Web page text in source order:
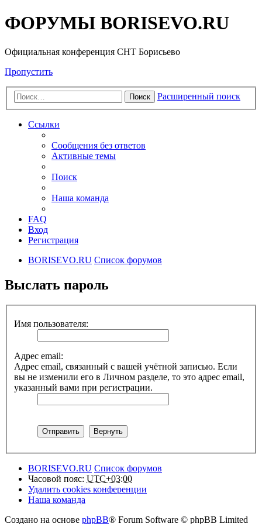
ФОРУМЫ BORISEVO.RU
Официальная конференция СНТ Борисьево
Пропустить
Поиск Расширенный поиск
Ссылки
Сообщения без ответов
Активные темы
Поиск
Наша команда
FAQ
Вход
Регистрация
BORISEVO.RU Список форумов
Выслать пароль
Имя пользователя:
Адрес email:
Адрес email, связанный с вашей учётной записью. Если
вы не изменили его в Личном разделе, то это адрес email,
указанный вами при регистрации.
BORISEVO.RU Список форумов
Часовой пояс: UTC+03:00
Удалить cookies конференции
Наша команда
Создано на основе phpBB® Forum Software © phpBB Limited